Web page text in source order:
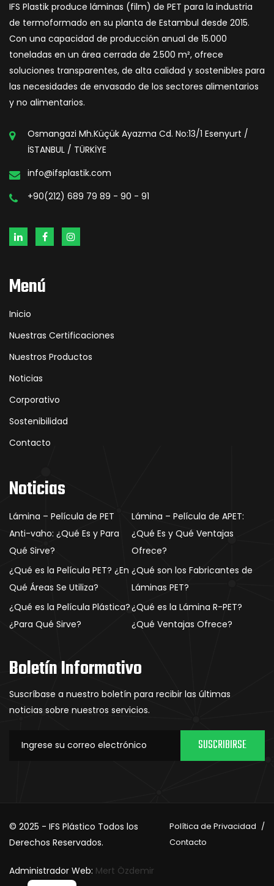
IFS Plastik produce láminas (film) de PET para la industria
de termoformado en su planta de Estambul desde 2015.
Con una capacidad de producción anual de 15.000
toneladas en un área cerrada de 2.500 m², ofrece
soluciones transparentes, de alta calidad y sostenibles para
las necesidades de envasado de los sectores alimentarios
y no alimentarios.
Osmangazi Mh.Küçük Ayazma Cd. No:13/1 Esenyurt /
İSTANBUL / TÜRKİYE
info@ifsplastik.com
+90(212) 689 79 89 - 90 - 91
Menú
Inicio
Nuestras Certificaciones
Nuestros Productos
Noticias
Corporativo
Sostenibilidad
Contacto
Noticias
Lámina – Película de PET
Anti-vaho: ¿Qué Es y Para
Qué Sirve?
Lámina – Película de APET:
¿Qué Es y Qué Ventajas
Ofrece?
¿Qué es la Película PET? ¿En
Qué Áreas Se Utiliza?
¿Qué son los Fabricantes de
Láminas PET?
¿Qué es la Película Plástica?
¿Para Qué Sirve?
¿Qué es la Lámina R-PET?
¿Qué Ventajas Ofrece?
Boletín Informativo
Suscríbase a nuestro boletín para recibir las últimas
noticias sobre nuestros servicios.
SUSCRIBIRSE
© 2025 - IFS Plástico Todos los
Derechos Reservados.
Administrador Web: Mert Özdemir
Política de Privacidad
Contacto